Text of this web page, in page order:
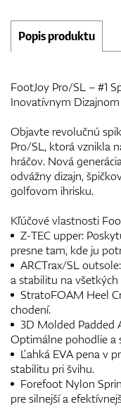
Popis produktu
FootJoy Pro/SL – #1
Inovatívnym
Objavte revolučnú
Pro/SL, ktorá vznikla
hráčov. Nová
odvážny dizajn,
golfovom ihrisku.
Kľúčové vlastnosti
Z-TEC upper:
presne tam, kde ju
ARCTrax/SL
a stabilitu na
StratoFOAM Heel
chodení.
3D Molded Padded
Optimálne pohodlie a
Ľahká EVA pena v
stabilitu pri švihu.
Forefoot Nylon
pre silnejší a